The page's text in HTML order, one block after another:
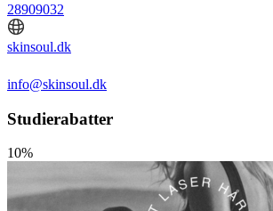
28909032
skinsoul.dk
info@skinsoul.dk
Studierabatter
10%